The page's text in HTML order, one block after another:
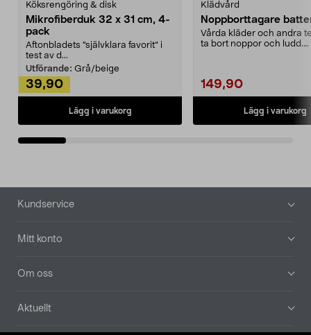
Köksrengöring & disk
Mikrofiberduk 32 x 31 cm, 4-
pack
Aftonbladets "självklara favorit” i
test av d...
Utförande: Grå/beige
39,90
Lägg i varukorg
Klädvård
Noppborttagare
Vårda kläder och andra
ta bort noppor och ludd.
149,90
Lägg i varukorg
Sidfot
Kundservice
Mitt konto
Om oss
Aktuellt